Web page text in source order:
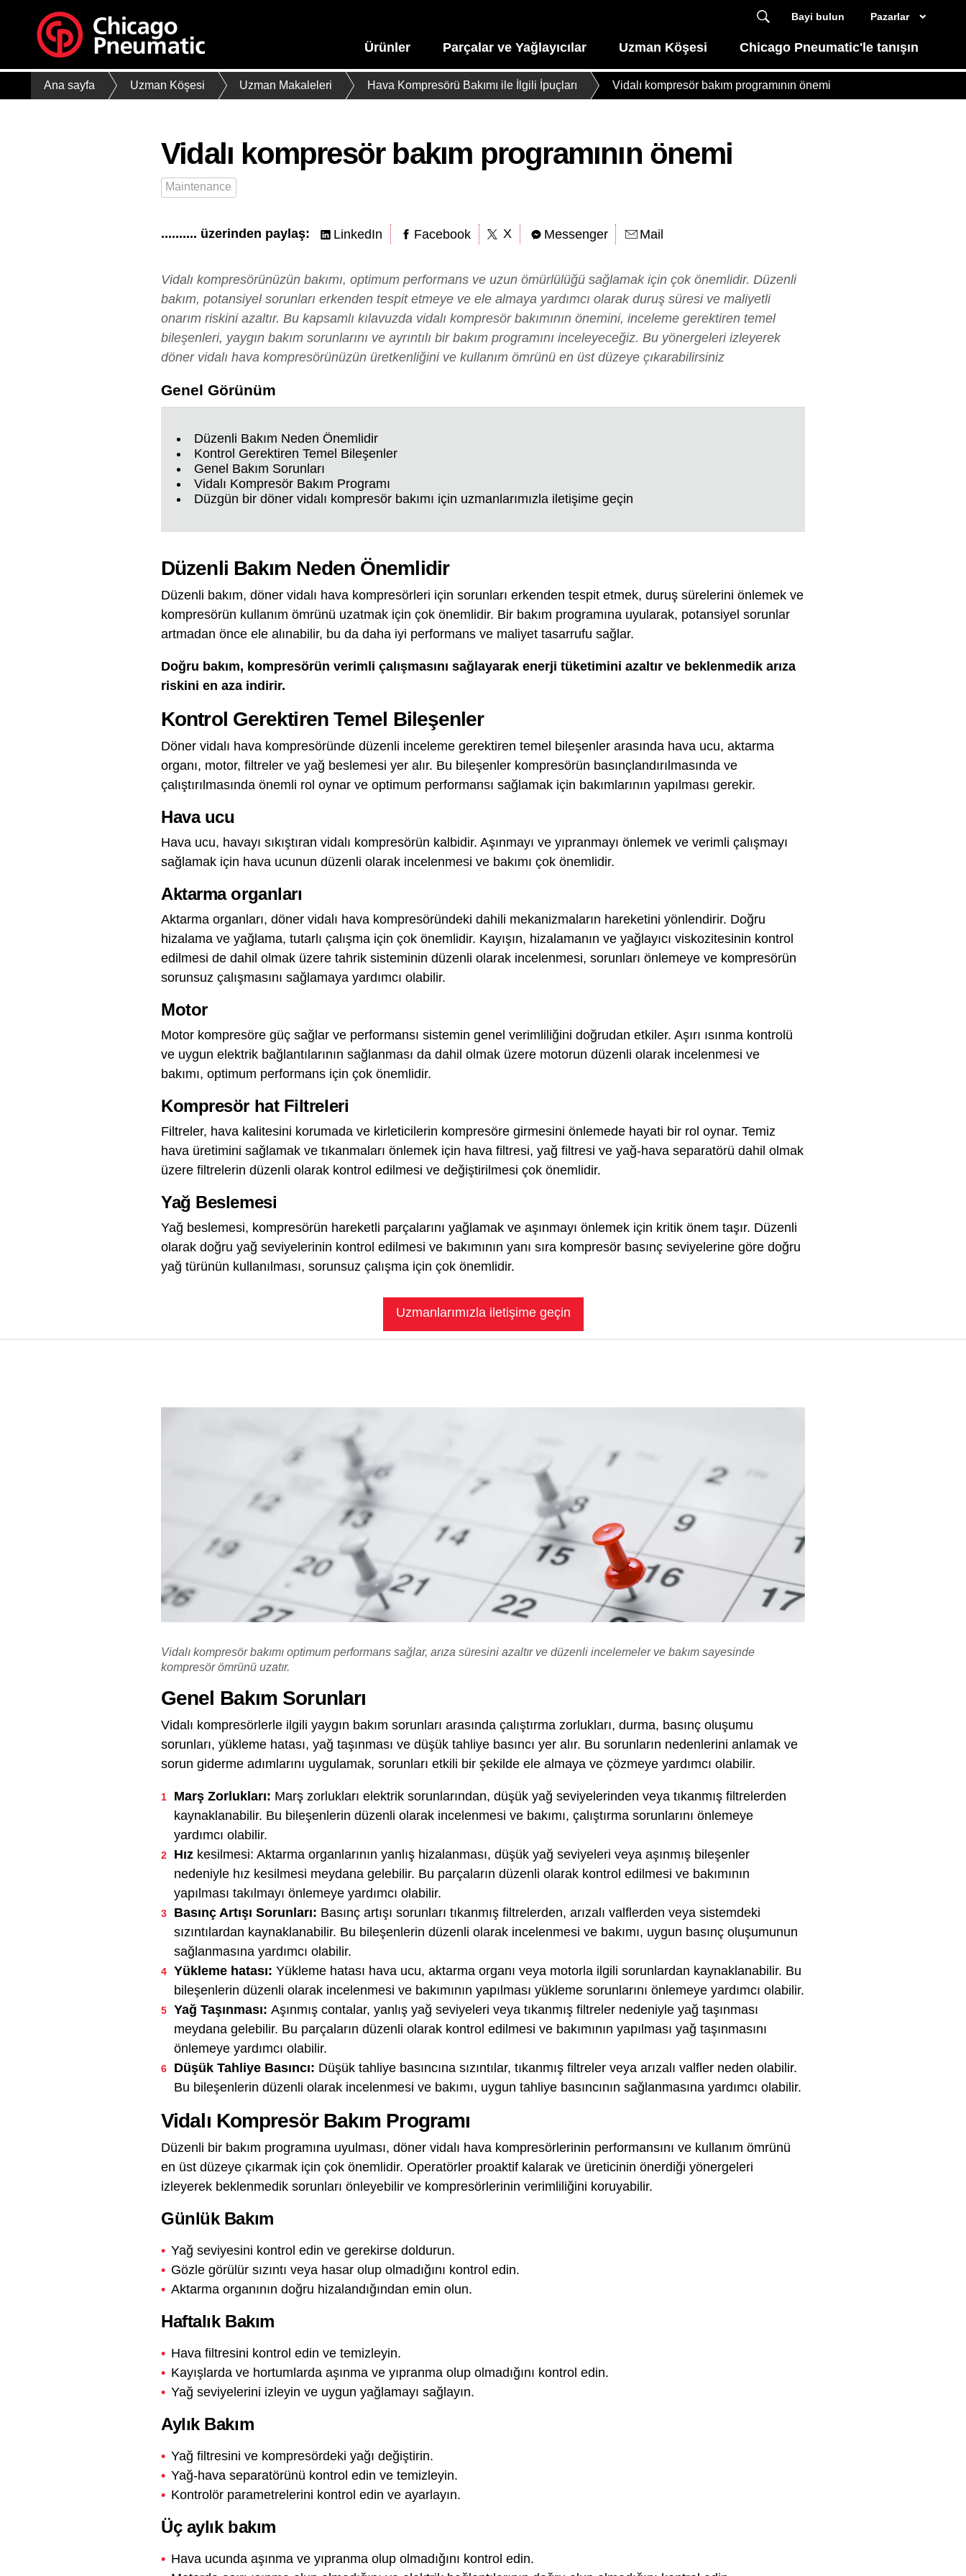
Pazarlar
Bayi bulun
Ürünler Parçalar ve Yağlayıcılar Uzman Köşesi Chicago Pneumatic'le tanışın
Ana sayfa Uzman Köşesi Uzman Makaleleri Hava Kompresörü Bakımı ile İlgili İpuçları Vidalı kompresör bakım programının önemi
Vidalı kompresör bakım programının önemi
Maintenance
.......... üzerinden paylaş: LinkedIn Facebook X Messenger Mail
Vidalı kompresörünüzün bakımı, optimum performans ve uzun ömürlülüğü sağlamak için çok önemlidir. Düzenli
bakım, potansiyel sorunları erkenden tespit etmeye ve ele almaya yardımcı olarak duruş süresi ve maliyetli
onarım riskini azaltır. Bu kapsamlı kılavuzda vidalı kompresör bakımının önemini, inceleme gerektiren temel
bileşenleri, yaygın bakım sorunlarını ve ayrıntılı bir bakım programını inceleyeceğiz. Bu yönergeleri izleyerek
döner vidalı hava kompresörünüzün üretkenliğini ve kullanım ömrünü en üst düzeye çıkarabilirsiniz
Genel Görünüm
Düzenli Bakım Neden Önemlidir
Kontrol Gerektiren Temel Bileşenler
Genel Bakım Sorunları
Vidalı Kompresör Bakım Programı
Düzgün bir döner vidalı kompresör bakımı için uzmanlarımızla iletişime geçin
Düzenli Bakım Neden Önemlidir
Düzenli bakım, döner vidalı hava kompresörleri için sorunları erkenden tespit etmek, duruş sürelerini önlemek ve
kompresörün kullanım ömrünü uzatmak için çok önemlidir. Bir bakım programına uyularak, potansiyel sorunlar
artmadan önce ele alınabilir, bu da daha iyi performans ve maliyet tasarrufu sağlar.
Doğru bakım, kompresörün verimli çalışmasını sağlayarak enerji tüketimini azaltır ve beklenmedik arıza
riskini en aza indirir.
Kontrol Gerektiren Temel Bileşenler
Döner vidalı hava kompresöründe düzenli inceleme gerektiren temel bileşenler arasında hava ucu, aktarma
organı, motor, filtreler ve yağ beslemesi yer alır. Bu bileşenler kompresörün basınçlandırılmasında ve
çalıştırılmasında önemli rol oynar ve optimum performansı sağlamak için bakımlarının yapılması gerekir.
Hava ucu
Hava ucu, havayı sıkıştıran vidalı kompresörün kalbidir. Aşınmayı ve yıpranmayı önlemek ve verimli çalışmayı
sağlamak için hava ucunun düzenli olarak incelenmesi ve bakımı çok önemlidir.
Aktarma organları
Aktarma organları, döner vidalı hava kompresöründeki dahili mekanizmaların hareketini yönlendirir. Doğru
hizalama ve yağlama, tutarlı çalışma için çok önemlidir. Kayışın, hizalamanın ve yağlayıcı viskozitesinin kontrol
edilmesi de dahil olmak üzere tahrik sisteminin düzenli olarak incelenmesi, sorunları önlemeye ve kompresörün
sorunsuz çalışmasını sağlamaya yardımcı olabilir.
Motor
Motor kompresöre güç sağlar ve performansı sistemin genel verimliliğini doğrudan etkiler. Aşırı ısınma kontrolü
ve uygun elektrik bağlantılarının sağlanması da dahil olmak üzere motorun düzenli olarak incelenmesi ve
bakımı, optimum performans için çok önemlidir.
Kompresör hat Filtreleri
Filtreler, hava kalitesini korumada ve kirleticilerin kompresöre girmesini önlemede hayati bir rol oynar. Temiz
hava üretimini sağlamak ve tıkanmaları önlemek için hava filtresi, yağ filtresi ve yağ-hava separatörü dahil olmak
üzere filtrelerin düzenli olarak kontrol edilmesi ve değiştirilmesi çok önemlidir.
Yağ Beslemesi
Yağ beslemesi, kompresörün hareketli parçalarını yağlamak ve aşınmayı önlemek için kritik önem taşır. Düzenli
olarak doğru yağ seviyelerinin kontrol edilmesi ve bakımının yanı sıra kompresör basınç seviyelerine göre doğru
yağ türünün kullanılması, sorunsuz çalışma için çok önemlidir.
Uzmanlarımızla iletişime geçin
Vidalı kompresör bakımı optimum performans sağlar, arıza süresini azaltır ve düzenli incelemeler ve bakım sayesinde
kompresör ömrünü uzatır.
Genel Bakım Sorunları
Vidalı kompresörlerle ilgili yaygın bakım sorunları arasında çalıştırma zorlukları, durma, basınç oluşumu
sorunları, yükleme hatası, yağ taşınması ve düşük tahliye basıncı yer alır. Bu sorunların nedenlerini anlamak ve
sorun giderme adımlarını uygulamak, sorunları etkili bir şekilde ele almaya ve çözmeye yardımcı olabilir.
Marş Zorlukları: Marş zorlukları elektrik sorunlarından, düşük yağ seviyelerinden veya tıkanmış filtrelerden
kaynaklanabilir. Bu bileşenlerin düzenli olarak incelenmesi ve bakımı, çalıştırma sorunlarını önlemeye
yardımcı olabilir.
Hız kesilmesi: Aktarma organlarının yanlış hizalanması, düşük yağ seviyeleri veya aşınmış bileşenler
nedeniyle hız kesilmesi meydana gelebilir. Bu parçaların düzenli olarak kontrol edilmesi ve bakımının
yapılması takılmayı önlemeye yardımcı olabilir.
Basınç Artışı Sorunları: Basınç artışı sorunları tıkanmış filtrelerden, arızalı valflerden veya sistemdeki
sızıntılardan kaynaklanabilir. Bu bileşenlerin düzenli olarak incelenmesi ve bakımı, uygun basınç oluşumunun
sağlanmasına yardımcı olabilir.
Yükleme hatası: Yükleme hatası hava ucu, aktarma organı veya motorla ilgili sorunlardan kaynaklanabilir. Bu
bileşenlerin düzenli olarak incelenmesi ve bakımının yapılması yükleme sorunlarını önlemeye yardımcı olabilir.
Yağ Taşınması: Aşınmış contalar, yanlış yağ seviyeleri veya tıkanmış filtreler nedeniyle yağ taşınması
meydana gelebilir. Bu parçaların düzenli olarak kontrol edilmesi ve bakımının yapılması yağ taşınmasını
önlemeye yardımcı olabilir.
Düşük Tahliye Basıncı: Düşük tahliye basıncına sızıntılar, tıkanmış filtreler veya arızalı valfler neden olabilir.
Bu bileşenlerin düzenli olarak incelenmesi ve bakımı, uygun tahliye basıncının sağlanmasına yardımcı olabilir.
Vidalı Kompresör Bakım Programı
Düzenli bir bakım programına uyulması, döner vidalı hava kompresörlerinin performansını ve kullanım ömrünü
en üst düzeye çıkarmak için çok önemlidir. Operatörler proaktif kalarak ve üreticinin önerdiği yönergeleri
izleyerek beklenmedik sorunları önleyebilir ve kompresörlerinin verimliliğini koruyabilir.
Günlük Bakım
Yağ seviyesini kontrol edin ve gerekirse doldurun.
Gözle görülür sızıntı veya hasar olup olmadığını kontrol edin.
Aktarma organının doğru hizalandığından emin olun.
Haftalık Bakım
Hava filtresini kontrol edin ve temizleyin.
Kayışlarda ve hortumlarda aşınma ve yıpranma olup olmadığını kontrol edin.
Yağ seviyelerini izleyin ve uygun yağlamayı sağlayın.
Aylık Bakım
Yağ filtresini ve kompresördeki yağı değiştirin.
Yağ-hava separatörünü kontrol edin ve temizleyin.
Kontrolör parametrelerini kontrol edin ve ayarlayın.
Üç aylık bakım
Hava ucunda aşınma ve yıpranma olup olmadığını kontrol edin.